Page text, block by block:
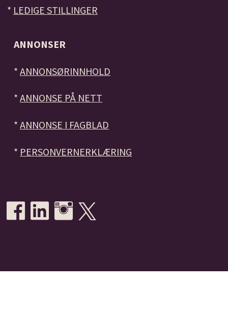
* LEDIGE STILLINGER
ANNONSER
*ANNONSØRINNHOLD
*ANNONSE PÅ NETT
*ANNONSE I FAGBLAD
* PERSONVERNERKLÆRING